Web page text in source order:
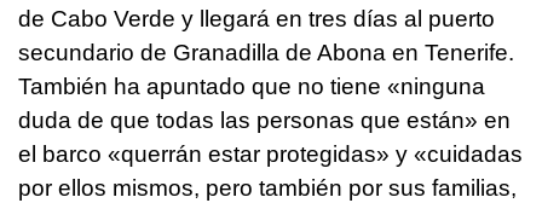
de Cabo Verde y llegará en tres días al puerto
secundario de Granadilla de Abona en Tenerife.
También ha apuntado que no tiene «ninguna
duda de que todas las personas que están» en
el barco «querrán estar protegidas» y «cuidadas
por ellos mismos, pero también por sus familias,